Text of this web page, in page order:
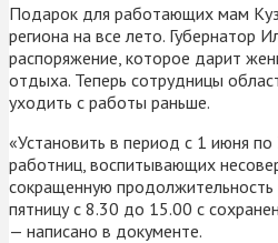
Подарок для работающих мам
региона на все лето. Губернатор
распоряжение, которое дарит
отдыха. Теперь сотрудницы
уходить с работы раньше.
«Установить в период с 1 июня
работниц, воспитывающих
сокращенную продолжительность
пятницу с 8.30 до 15.00 с
— написано в документе.